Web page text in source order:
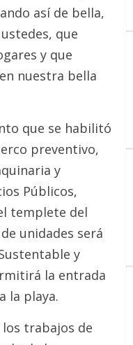
así de bella,
que
y que
nuestra bella
que se habilitó
preventivo,
y
Públicos,
templete del
unidades será
y
la entrada
la playa.
trabajos de